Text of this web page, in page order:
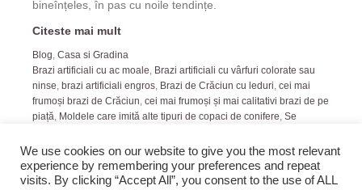
bineînțeles, în pas cu noile tendințe.
Citeste mai mult
Blog, Casa si Gradina
Brazi artificiali cu ac moale, Brazi artificiali cu vârfuri colorate sau
ninse, brazi artificiali engros, Brazi de Crăciun cu leduri, cei mai
frumoși brazi de Crăciun, cei mai frumoși și mai calitativi brazi de pe
piață, Moldele care imită alte tipuri de copaci de conifere, Se
We use cookies on our website to give you the most relevant
experience by remembering your preferences and repeat
visits. By clicking “Accept All”, you consent to the use of ALL